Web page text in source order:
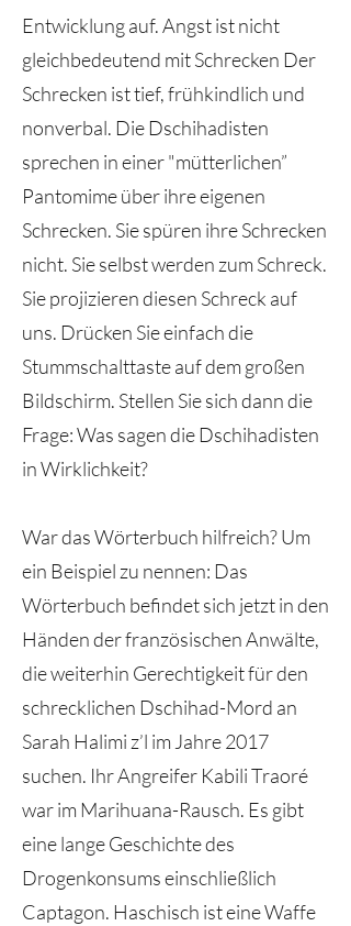
Entwicklung auf. Angst ist nicht
gleichbedeutend mit Schrecken Der
Schrecken ist tief, frühkindlich und
nonverbal. Die Dschihadisten
sprechen in einer "mütterlichen”
Pantomime über ihre eigenen
Schrecken. Sie spüren ihre Schrecken
nicht. Sie selbst werden zum Schreck.
Sie projizieren diesen Schreck auf
uns. Drücken Sie einfach die
Stummschalttaste auf dem großen
Bildschirm. Stellen Sie sich dann die
Frage: Was sagen die Dschihadisten
in Wirklichkeit?
War das Wörterbuch hilfreich? Um
ein Beispiel zu nennen: Das
Wörterbuch befindet sich jetzt in den
Händen der französischen Anwälte,
die weiterhin Gerechtigkeit für den
schrecklichen Dschihad-Mord an
Sarah Halimi z’l im Jahre 2017
suchen. Ihr Angreifer Kabili Traoré
war im Marihuana-Rausch. Es gibt
eine lange Geschichte des
Drogenkonsums einschließlich
Captagon. Haschisch ist eine Waffe